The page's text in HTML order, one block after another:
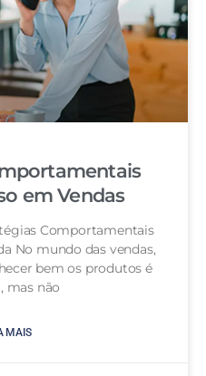
em Vendas
Comportamentais
No mundo das vendas,
bem os produtos é
mas não
MAIS